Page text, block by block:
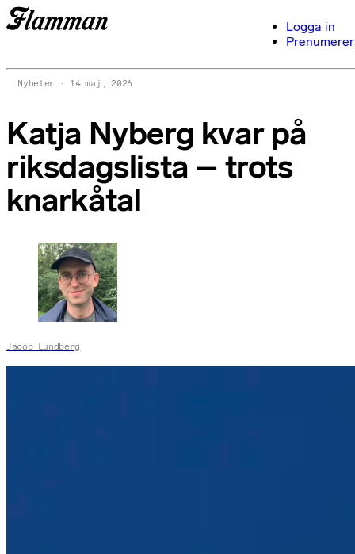
Logga in
Nyheter 14 maj, 2026
Katja Nyberg kvar på
riksdagslista – trots
knarkåtal
Jacob Lundberg